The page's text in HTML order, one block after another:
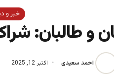
خبر و
و طالبان:
احمد سعیدی اکتبر 12, 2025